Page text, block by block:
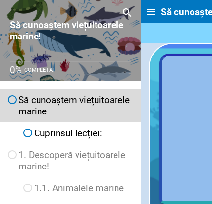
Să cunoaștem viețuitoarele
marine!
0% COMPLETAT
Să cunoaștem viețuitoarele
marine
Cuprinsul lecției:
1. Descoperă viețuitoarele
marine!
1.1. Animalele marine
Să